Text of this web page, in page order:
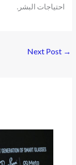
احتياجات البشر.
Next Post →